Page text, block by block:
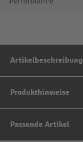
Artikelbeschreibung
Produkthinweise
Passende Artikel